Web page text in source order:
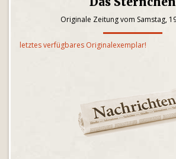
Originale Zeitung vom Samstag,
letztes verfügbares Originalexemplar!